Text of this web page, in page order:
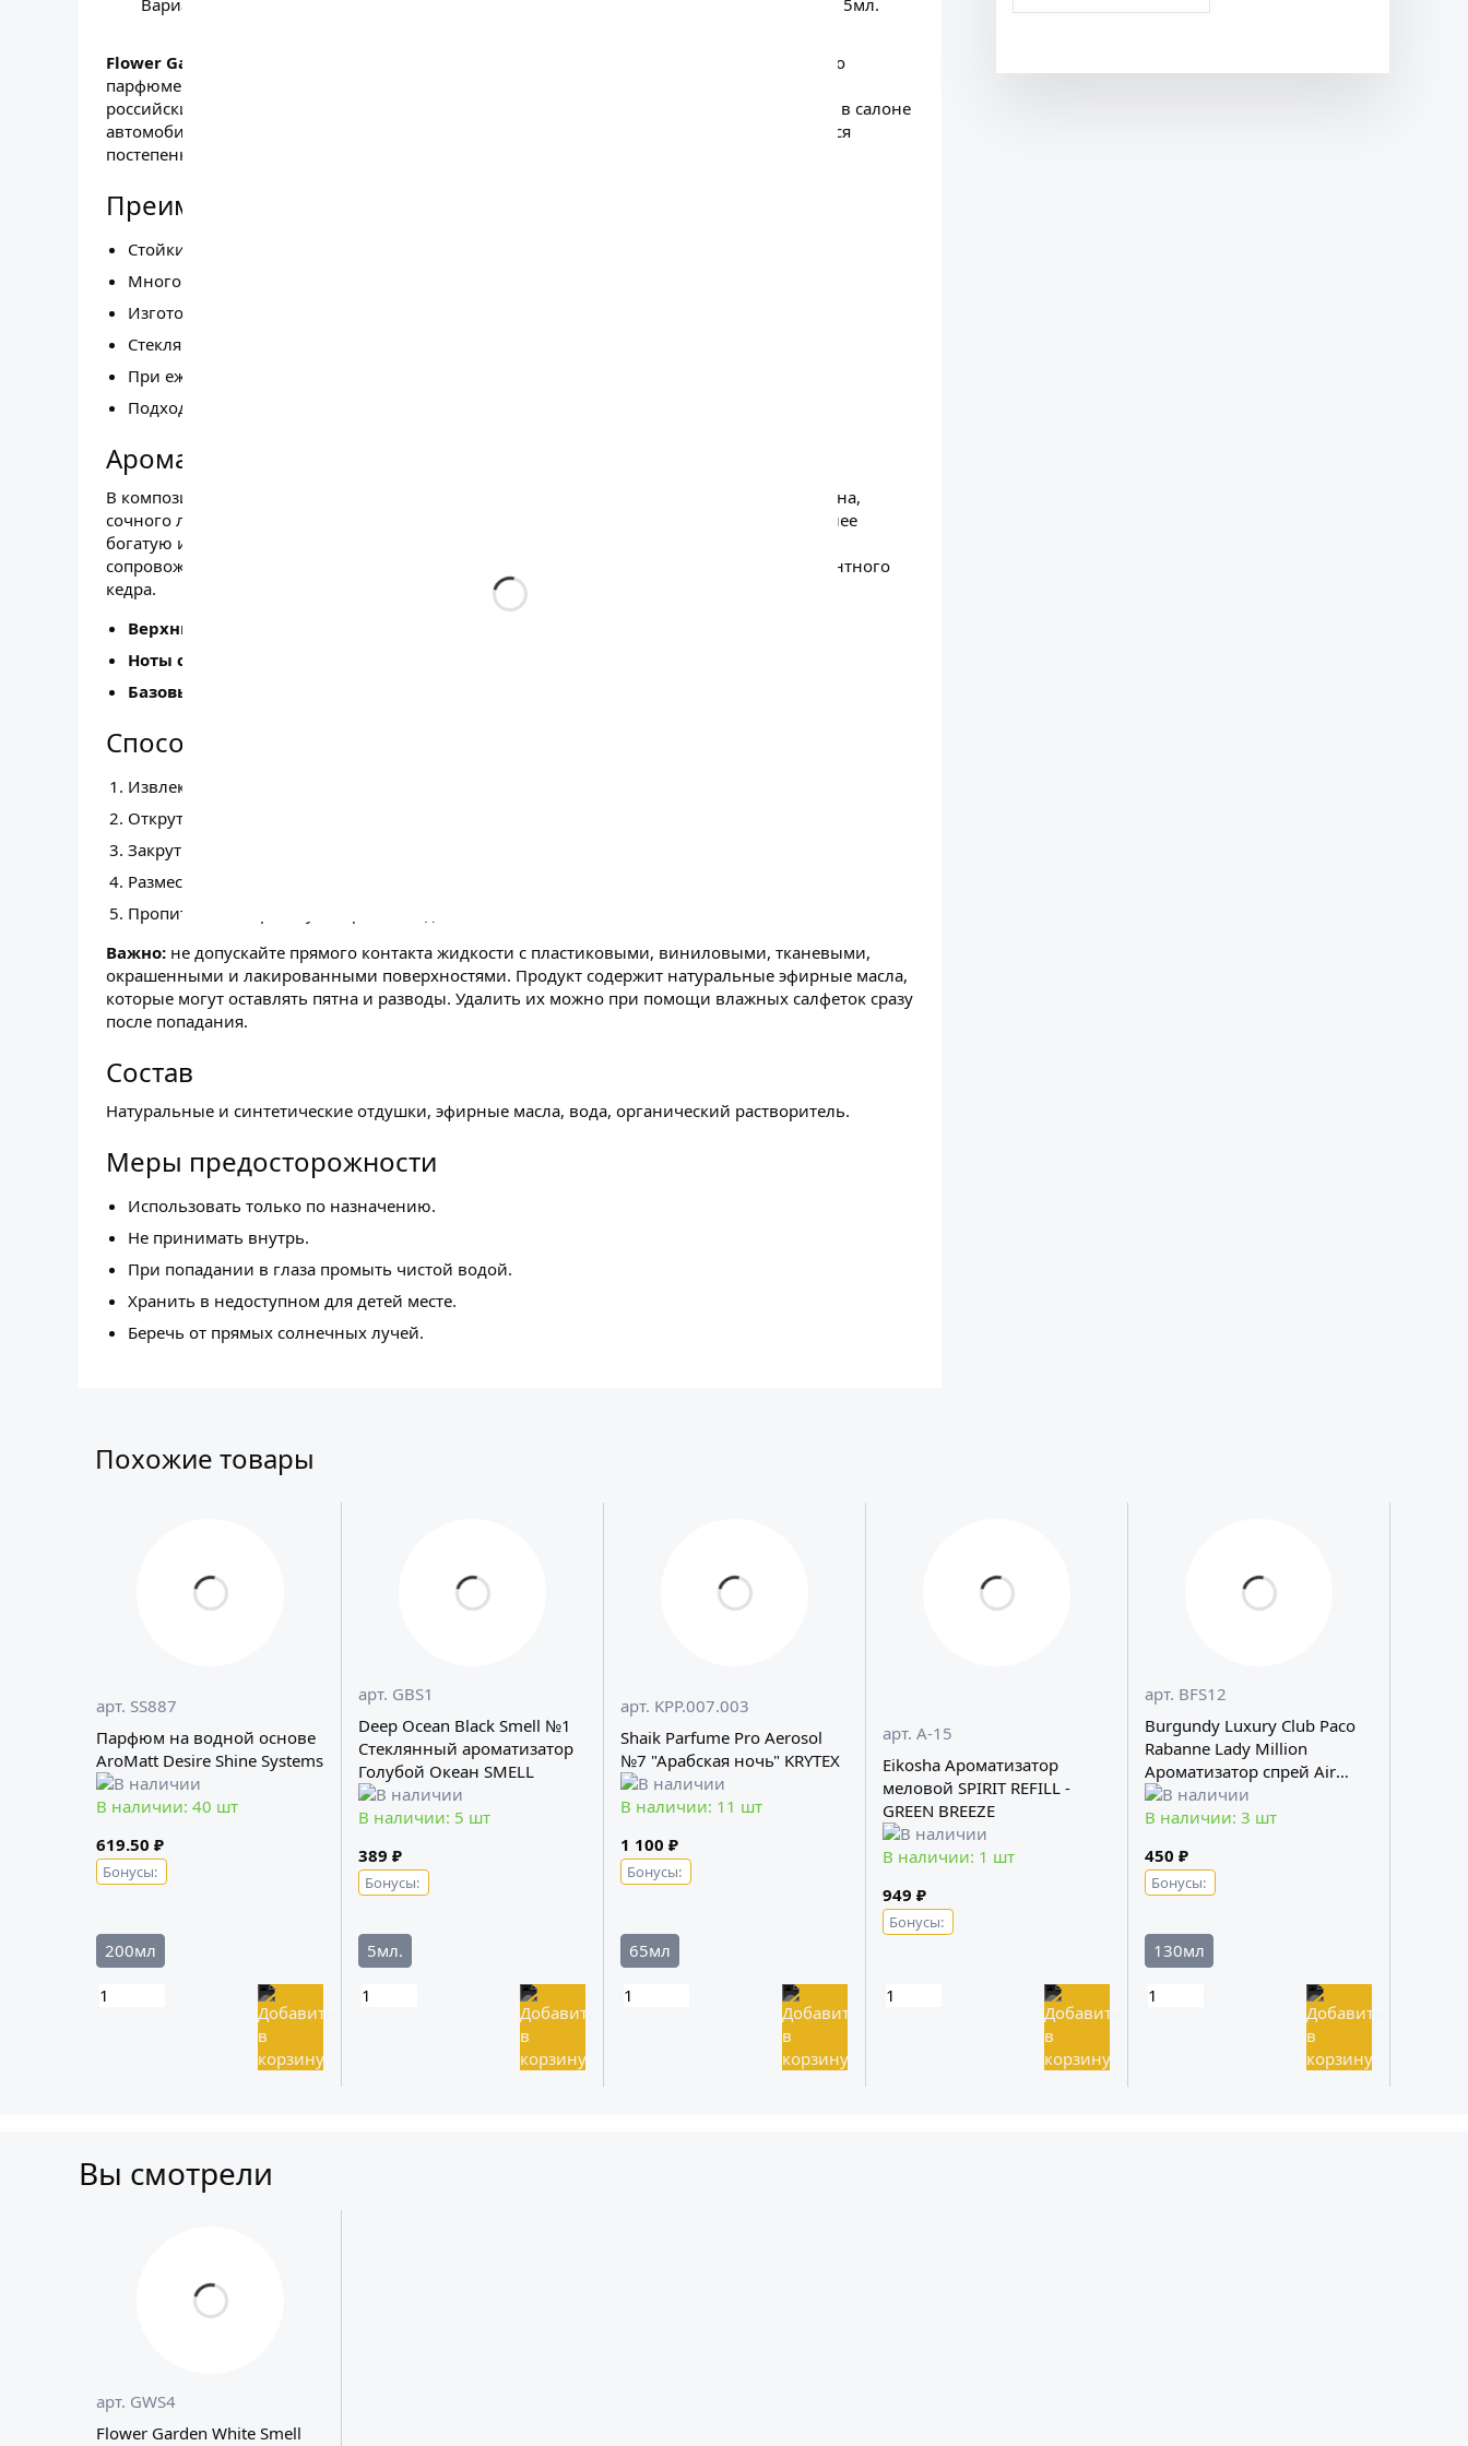
Варианты 5мл.
Flower Garden White Smell №4 Стеклянный ароматизатор Цветочный сад SMELL
— это
парфюмерный ароматизатор в изящном стеклянном флаконе объёмом 5 мл. Разработан
российскими парфюмерами на основе эфирных масел мировых производителей. Создаёт в салоне
автомобиля, дома или офисе сложный многокомпонентный аромат, который раскрывается
постепенно.
Преимущества и особенности
Стойкий парфюмерный аромат, действующий от 1 до 3 дней.
Многокомпонентная композиция, раскрывающаяся со временем.
Изготовлен на основе натуральных эфирных масел и концентрированных отдушек.
Стеклянный флакон с эстетичным дизайном подходит для любого интерьера.
При ежедневном использовании флакон рассчитан на 90 дней.
Подходит для использования в автомобиле, доме и офисе.
Ароматическая композиция Flower Garden
В композиции элегантно сочетаются цветочные пудровые ноты с оттенками нежного пиона,
сочного личи и весенней фрезии. Воздушные, кокетливые верхние ноты раскрывают более
богатую и чувственную ноту сердца — розу. Отличительный характер уникальной розы
сопровождается магнолией и ландышем, а также тонкими нотами теплого янтаря и элегантного
кедра.
Верхние ноты:
Ноты сердца:
Базовые ноты:
Способ применения
Извлеките флакон из упаковки.
Открутите крышку и снимите защитный аппликатор.
Закрутите крышку и переверните флакон на 5 секунд для пропитки.
Разместите ароматизатор в выбранном месте.
Пропитывайте крышку 1–2 раза в неделю.
Важно: не допускайте прямого контакта жидкости с пластиковыми, виниловыми, тканевыми,
окрашенными и лакированными поверхностями. Продукт содержит натуральные эфирные масла,
которые могут оставлять пятна и разводы. Удалить их можно при помощи влажных салфеток сразу
после попадания.
Состав
Натуральные и синтетические отдушки, эфирные масла, вода, органический растворитель.
Меры предосторожности
Использовать только по назначению.
Не принимать внутрь.
При попадании в глаза промыть чистой водой.
Хранить в недоступном для детей месте.
Беречь от прямых солнечных лучей.
Похожие товары
арт. SS887
Парфюм на водной основе
AroMatt Desire Shine Systems
В наличии: 40 шт
619.50 ₽
Бонусы:
200мл
арт. GBS1
Deep Ocean Black Smell №1
Стеклянный ароматизатор
Голубой Океан SMELL
В наличии: 5 шт
389 ₽
Бонусы:
5мл.
арт. KРР.007.003
Shaik Parfume Pro Aerosol
№7 "Арабская ночь" KRYTEX
В наличии: 11 шт
1 100 ₽
Бонусы:
65мл
арт. A-15
Eikosha Ароматизатор
меловой SPIRIT REFILL -
GREEN BREEZE
В наличии: 1 шт
949 ₽
Бонусы:
арт. BFS12
Burgundy Luxury Club Paco
Rabanne Lady Million
Ароматизатор спрей Air
Space
В наличии: 3 шт
450 ₽
Бонусы:
130мл
Вы смотрели
арт. GWS4
Flower Garden White Smell